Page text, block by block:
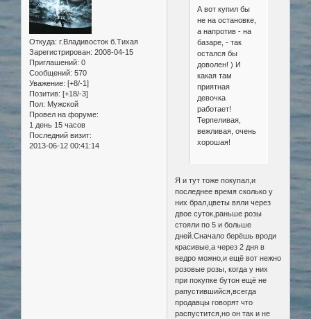
Откуда: г.Владивосток б.Тихая
Зарегистрирован: 2008-04-15
Приглашений: 0
Сообщений: 570
Уважение: [+8/-1]
Позитив: [+18/-3]
Пол: Мужской
Провел на форуме:
1 день 15 часов
Последний визит:
2013-06-12 00:41:14
А вот купил бы
не на остановке,
а напротив - на
базаре, - так
остался бы
доволен! ) И
какая там
приятная
девочка
работает!
Терпеливая,
вежливая, очень
хорошая!
Я и тут тоже покупал,и
последнее время сколько у
них брал,цветы вяли через
двое суток,раньше розы
стояли по 5 и больше
дней.Сначало берёшь вроди
красивые,а через 2 дня в
ведро можно,и ещё вот нежно
розовые розы, когда у них
при покупке бутон ещё не
рапустившийся,всегда
продавцы говорят что
распустится,но он так и не